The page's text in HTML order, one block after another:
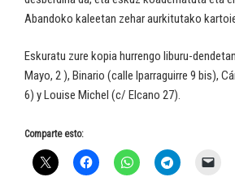
Abandoko kaleetan zehar aurkitutako
Eskuratu zure kopia hurrengo liburu-
Mayo, 2 ), Binario (calle Iparraguirre 9 bis),
6) y Louise Michel (c/ Elcano 27).
Comparte esto: